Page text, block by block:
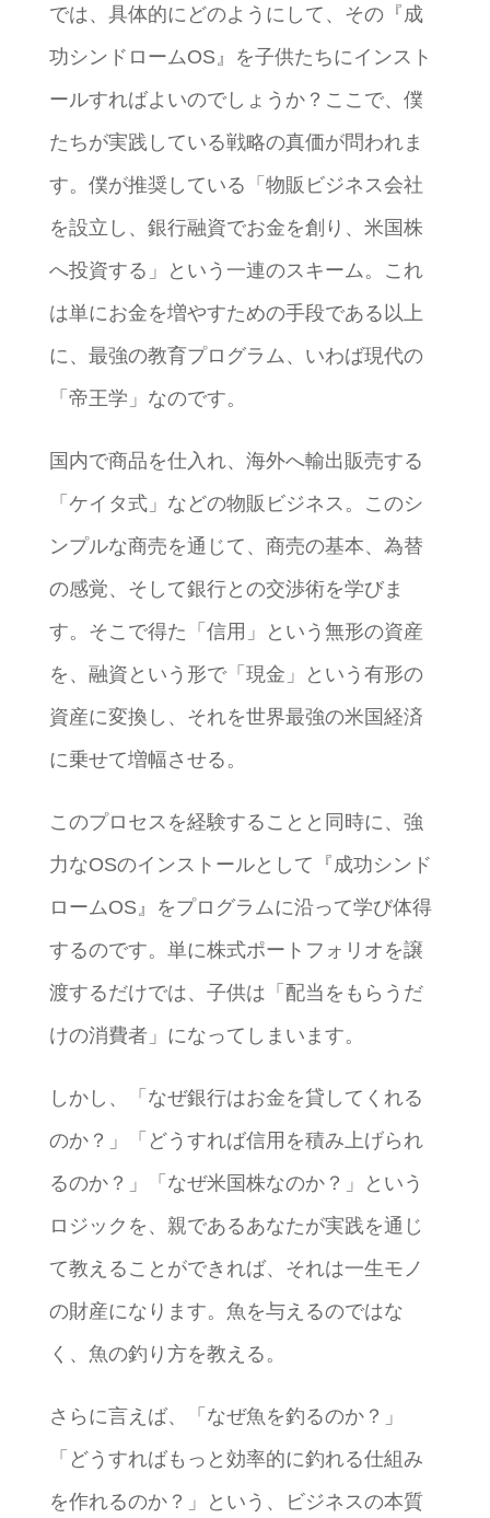
では、具体的にどのようにして、その『成
功シンドロームOS』を子供たちにインスト
ールすればよいのでしょうか？ここで、僕
たちが実践している戦略の真価が問われま
す。僕が推奨している「物販ビジネス会社
を設立し、銀行融資でお金を創り、米国株
へ投資する」という一連のスキーム。これ
は単にお金を増やすための手段である以上
に、最強の教育プログラム、いわば現代の
「帝王学」なのです。
国内で商品を仕入れ、海外へ輸出販売する
「ケイタ式」などの物販ビジネス。このシ
ンプルな商売を通じて、商売の基本、為替
の感覚、そして銀行との交渉術を学びま
す。そこで得た「信用」という無形の資産
を、融資という形で「現金」という有形の
資産に変換し、それを世界最強の米国経済
に乗せて増幅させる。
このプロセスを経験することと同時に、強
力なOSのインストールとして『成功シンド
ロームOS』をプログラムに沿って学び体得
するのです。単に株式ポートフォリオを譲
渡するだけでは、子供は「配当をもらうだ
けの消費者」になってしまいます。
しかし、「なぜ銀行はお金を貸してくれる
のか？」「どうすれば信用を積み上げられ
るのか？」「なぜ米国株なのか？」という
ロジックを、親であるあなたが実践を通じ
て教えることができれば、それは一生モノ
の財産になります。魚を与えるのではな
く、魚の釣り方を教える。
さらに言えば、「なぜ魚を釣るのか？」
「どうすればもっと効率的に釣れる仕組み
を作れるのか？」という、ビジネスの本質